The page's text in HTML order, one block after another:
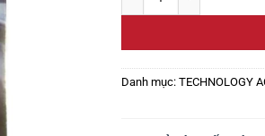
Danh mục: TECHNOLOGY